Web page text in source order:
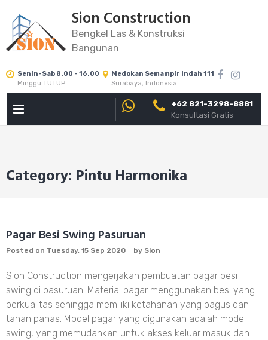
content
Sion Construction
Bengkel Las & Konstruksi
Bangunan
Senin-Sab 8.00 - 16.00
Minggu TUTUP
Medokan Semampir Indah 111
Surabaya, Indonesia
+62 821-3298-8881
Konsultasi Gratis
Category: Pintu Harmonika
Pagar Besi Swing Pasuruan
Posted on Tuesday, 15 Sep 2020 by Sion
Sion Construction mengerjakan pembuatan pagar besi
swing di pasuruan. Material pagar menggunakan besi yang
berkualitas sehingga memiliki ketahanan yang bagus dan
tahan panas. Model pagar yang digunakan adalah model
swing, yang memudahkan untuk akses keluar masuk dan